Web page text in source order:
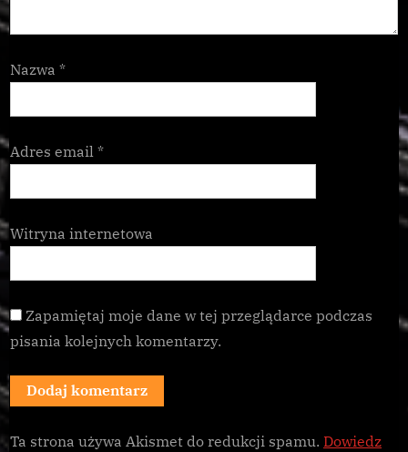
Nazwa *
Adres email *
Witryna internetowa
Zapamiętaj moje dane w tej przeglądarce podczas
pisania kolejnych komentarzy.
Ta strona używa Akismet do redukcji spamu. Dowiedz